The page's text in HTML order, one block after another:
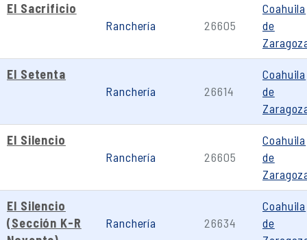
El Sacrificio
Ranchería
26605
Coahuila
de
El Setenta
Ranchería
26614
Coahuila
de
El Silencio
Ranchería
26605
Coahuila
de
El Silencio
(Sección K-R
Ranchería 26634
Coahuila
de